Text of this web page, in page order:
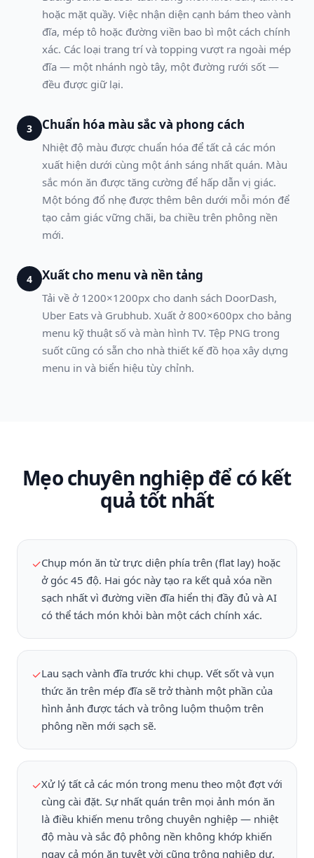
hoặc mặt quầy. Việc nhận diện cạnh bám theo vành
đĩa, mép tô hoặc đường viền bao bì một cách chính
xác. Các loại trang trí và topping vượt ra ngoài mép
đĩa — một nhánh ngò tây, một đường rưới sốt —
đều được giữ lại.
3 Chuẩn hóa màu sắc và phong cách
Nhiệt độ màu được chuẩn hóa để tất cả các món
xuất hiện dưới cùng một ánh sáng nhất quán. Màu
sắc món ăn được tăng cường để hấp dẫn vị giác.
Một bóng đổ nhẹ được thêm bên dưới mỗi món để
tạo cảm giác vững chãi, ba chiều trên phông nền
mới.
4 Xuất cho menu và nền tảng
Tải về ở 1200×1200px cho danh sách DoorDash,
Uber Eats và Grubhub. Xuất ở 800×600px cho bảng
menu kỹ thuật số và màn hình TV. Tệp PNG trong
suốt cũng có sẵn cho nhà thiết kế đồ họa xây dựng
menu in và biển hiệu tùy chỉnh.
Mẹo chuyên nghiệp để có kết
quả tốt nhất
✓Chụp món ăn từ trực diện phía trên (flat lay) hoặc
ở góc 45 độ. Hai góc này tạo ra kết quả xóa nền
sạch nhất vì đường viền đĩa hiển thị đầy đủ và AI
có thể tách món khỏi bàn một cách chính xác.
✓Lau sạch vành đĩa trước khi chụp. Vết sốt và vụn
thức ăn trên mép đĩa sẽ trở thành một phần của
hình ảnh được tách và trông luộm thuộm trên
phông nền mới sạch sẽ.
✓Xử lý tất cả các món trong menu theo một đợt với
cùng cài đặt. Sự nhất quán trên mọi ảnh món ăn
là điều khiến menu trông chuyên nghiệp — nhiệt
độ màu và sắc độ phông nền không khớp khiến
ngay cả món ăn tuyệt vời cũng trông nghiệp dư.